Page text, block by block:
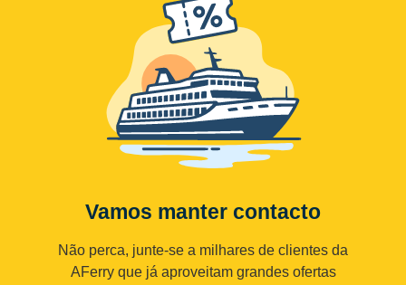
Vamos manter contacto
Não perca, junte-se a milhares de clientes da
AFerry que já aproveitam grandes ofertas